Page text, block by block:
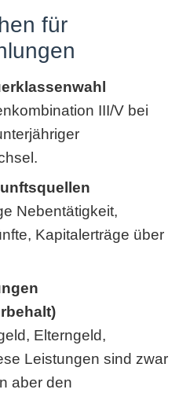
für
III/V bei
Nebentätigkeit,
Kapitalerträge über
Elterngeld,
Leistungen sind zwar
aber den